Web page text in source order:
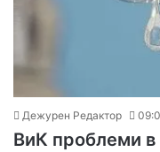
Дежурен Редактор
ВиК проблеми в